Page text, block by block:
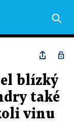
blízký
také
vinu